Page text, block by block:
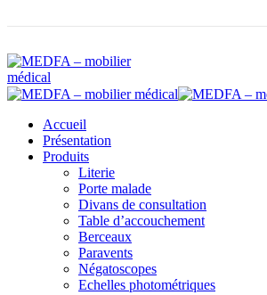
Accueil
Présentation
Produits
Literie
Porte malade
Divans de consultation
Table d’accouchement
Berceaux
Paravents
Négatoscopes
Echelles photométriques